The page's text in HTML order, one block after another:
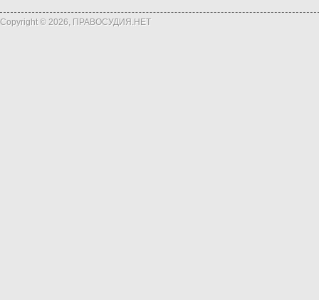
Copyright © 2026, ПРАВОСУДИЯ.НЕТ